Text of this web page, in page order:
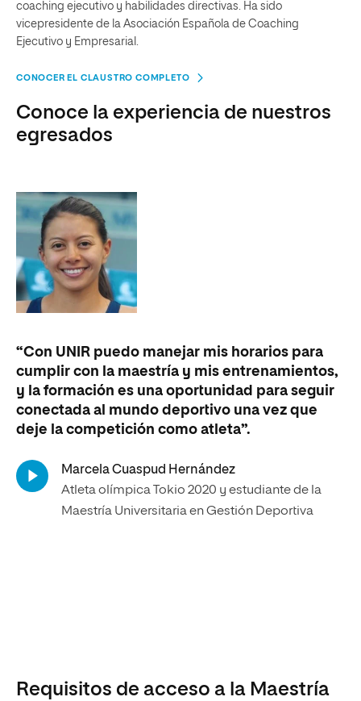
coaching ejecutivo y habilidades directivas. Ha sido
vicepresidente de la Asociación Española de Coaching
Ejecutivo y Empresarial.
CONOCER EL CLAUSTRO COMPLETO
Conoce la experiencia de nuestros
egresados
“Con UNIR puedo manejar mis horarios para
cumplir con la maestría y mis entrenamientos,
y la formación es una oportunidad para seguir
conectada al mundo deportivo una vez que
deje la competición como atleta”.
Marcela Cuaspud Hernández
Atleta olímpica Tokio 2020 y estudiante de la
Maestría Universitaria en Gestión Deportiva
Requisitos de acceso a la Maestría